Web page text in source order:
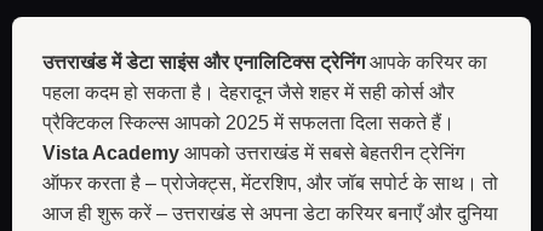
उत्तराखंड में डेटा साइंस और एनालिटिक्स ट्रेनिंगआपके करियर का
पहला कदम हो सकता है। देहरादून जैसे शहर में सही कोर्स और
प्रैक्टिकल स्किल्स आपको 2025 में सफलता दिला सकते हैं।
Vista Academy आपको उत्तराखंड में सबसे बेहतरीन ट्रेनिंग
ऑफर करता है – प्रोजेक्ट्स, मेंटरशिप, और जॉब सपोर्ट के साथ। तो
आज ही शुरू करें – उत्तराखंड से अपना डेटा करियर बनाएँ और दुनिया